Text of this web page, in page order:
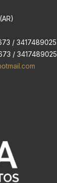
/ 3417489025
/ 3417489025